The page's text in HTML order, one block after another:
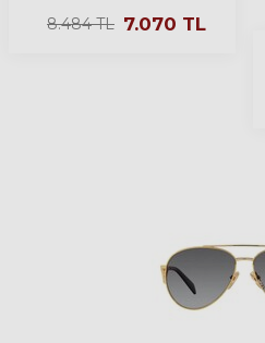
8.484TL 7.070 TL